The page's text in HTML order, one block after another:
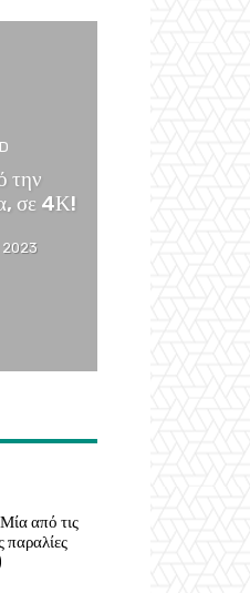
την
σε 4Κ!
2023
από τις
παραλίες